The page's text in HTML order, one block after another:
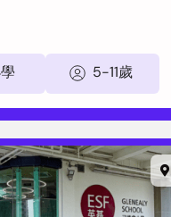
5-11歲